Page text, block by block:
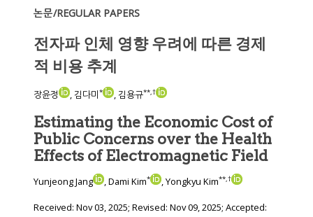
논문/REGULAR PAPERS
전자파 인체 영향 우려에 따른 경제
적 비용 추계
장윤정 , 김다미* , 김용규**,†
Estimating the Economic Cost of
Public Concerns over the Health
Effects of Electromagnetic Field
Yunjeong Jang , Dami Kim* , Yongkyu Kim**,†
Received: Nov 03, 2025; Revised: Nov 09, 2025; Accepted: